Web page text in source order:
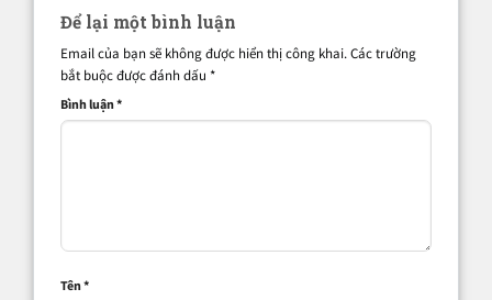
Để lại một bình luận
Email của bạn sẽ không được hiển thị công khai.Các trường
bắt buộc được đánh dấu *
Bình luận*
Tên*